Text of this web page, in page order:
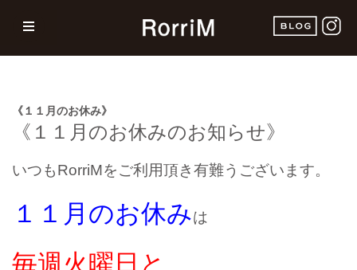
《１１月のお休み》
《１１ 月のお休みのお知らせ》
いつもRorriMをご利用頂き有難うございます。
１１月のお休みは
毎週火曜日 と